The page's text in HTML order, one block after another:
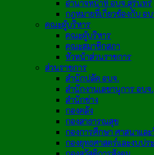
อำนาจหน้าที่ อบจ.สุรินทร์
กฎหมายที่เกี่ยวข้องกับ อบ
คณะผู้บริหาร
คณะผู้บริหาร
คณะสมาชิกสภา
หัวหน้าส่วนราชการ
ส่วนราชการ
สำนักปลัด อบจ.
สำนักงานเลขานุการ อบจ.
สำนักช่าง
กองคลัง
กองสาธารณสุข
กองการศึกษา ศาสนาแล
กองยุทธศาสตร์และงบปร